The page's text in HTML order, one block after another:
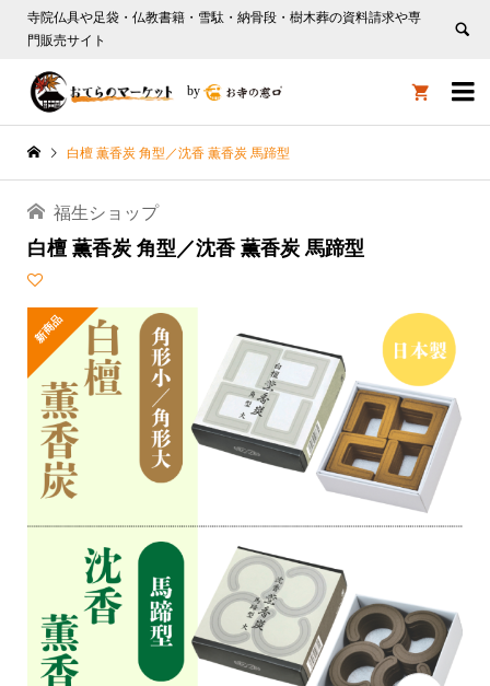
寺院仏具や足袋・仏教書籍・雪駄・納骨段・樹木葬の資料請求や専
門販売サイト

by 
白檀 薫香炭 角型／沈香 薫香炭 馬蹄型
福生ショップ
白檀 薫香炭 角型／沈香 薫香炭 馬蹄型
新商品